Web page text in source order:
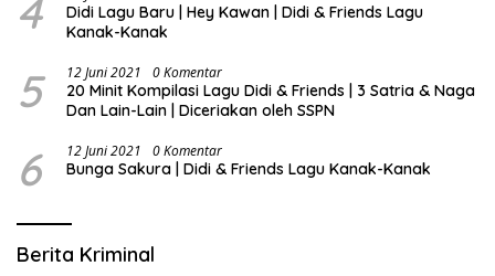
4
Didi Lagu Baru | Hey Kawan | Didi & Friends Lagu
Kanak-Kanak
5 12 Juni 2021 0 Komentar
20 Minit Kompilasi Lagu Didi & Friends | 3 Satria & Naga
Dan Lain-Lain | Diceriakan oleh SSPN
6 12 Juni 2021 0 Komentar
Bunga Sakura | Didi & Friends Lagu Kanak-Kanak
Berita Kriminal